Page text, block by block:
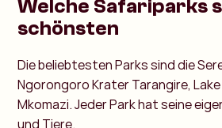
Welche Safariparks
schönsten
Die beliebtesten Parks sind die
Ngorongoro Krater Tarangire,
Mkomazi. Jeder Park hat seine
und Tiere.